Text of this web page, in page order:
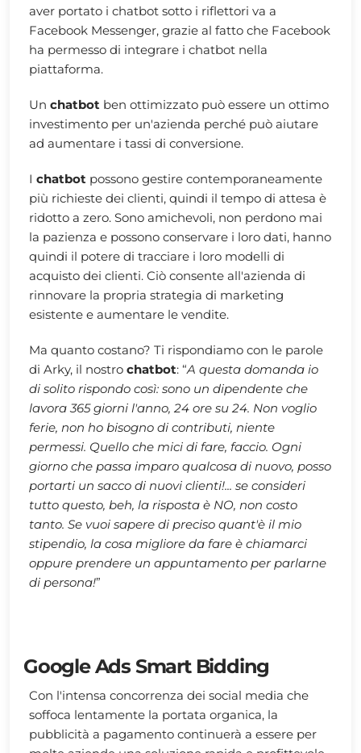
aver portato i chatbot sotto i riflettori va a
Facebook Messenger, grazie al fatto che Facebook
ha permesso di integrare i chatbot nella
piattaforma.
Un chatbot ben ottimizzato può essere un ottimo
investimento per un'azienda perché può aiutare
ad aumentare i tassi di conversione.
I chatbot possono gestire contemporaneamente
più richieste dei clienti, quindi il tempo di attesa è
ridotto a zero. Sono amichevoli, non perdono mai
la pazienza e possono conservare i loro dati, hanno
quindi il potere di tracciare i loro modelli di
acquisto dei clienti. Ciò consente all'azienda di
rinnovare la propria strategia di marketing
esistente e aumentare le vendite.
Ma quanto costano? Ti rispondiamo con le parole
di Arky, il nostro chatbot: “A questa domanda io
di solito rispondo così: sono un dipendente che
lavora 365 giorni l'anno, 24 ore su 24. Non voglio
ferie, non ho bisogno di contributi, niente
permessi. Quello che mici di fare, faccio. Ogni
giorno che passa imparo qualcosa di nuovo, posso
portarti un sacco di nuovi clienti!... se consideri
tutto questo, beh, la risposta è NO, non costo
tanto. Se vuoi sapere di preciso quant'è il mio
stipendio, la cosa migliore da fare è chiamarci
oppure prendere un appuntamento per parlarne
di persona!”
Google Ads Smart Bidding
Con l'intensa concorrenza dei social media che
soffoca lentamente la portata organica, la
pubblicità a pagamento continuerà a essere per